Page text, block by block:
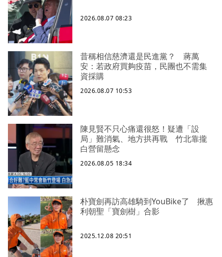
2026.08.07 08:23
昔稱相信慈濟還是民進黨？ 蔣萬
安：若政府買夠疫苗，民團也不需集
資採購
2026.08.07 10:53
陳見賢不只心痛還很怒！疑遭「設
局」難消氣、地方拱再戰 竹北靠攏
白營留懸念
2026.08.05 18:34
朴寶劍再訪高雄騎到YouBike了 揪惠
利朝聖「寶劍樹」合影
2025.12.08 20:51